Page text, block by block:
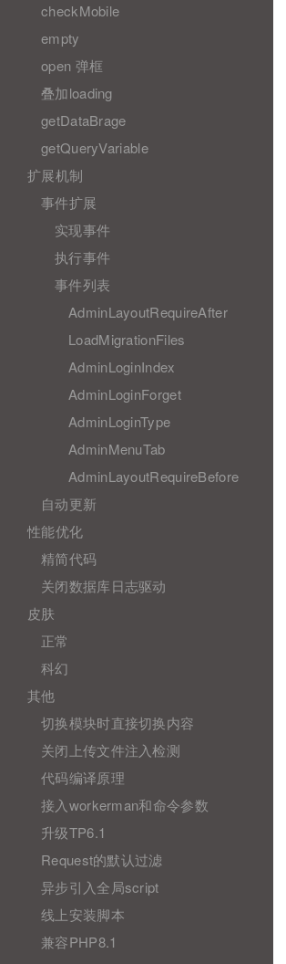
checkMobile
empty
open 弹框
叠加loading
getDataBrage
getQueryVariable
扩展机制
事件扩展
实现事件
执行事件
事件列表
AdminLayoutRequireAfter
LoadMigrationFiles
AdminLoginIndex
AdminLoginForget
AdminLoginType
AdminMenuTab
AdminLayoutRequireBefore
自动更新
性能优化
精简代码
关闭数据库日志驱动
皮肤
正常
科幻
其他
切换模块时直接切换内容
关闭上传文件注入检测
代码编译原理
接入workerman和命令参数
升级TP6.1
Request的默认过滤
异步引入全局script
线上安装脚本
兼容PHP8.1